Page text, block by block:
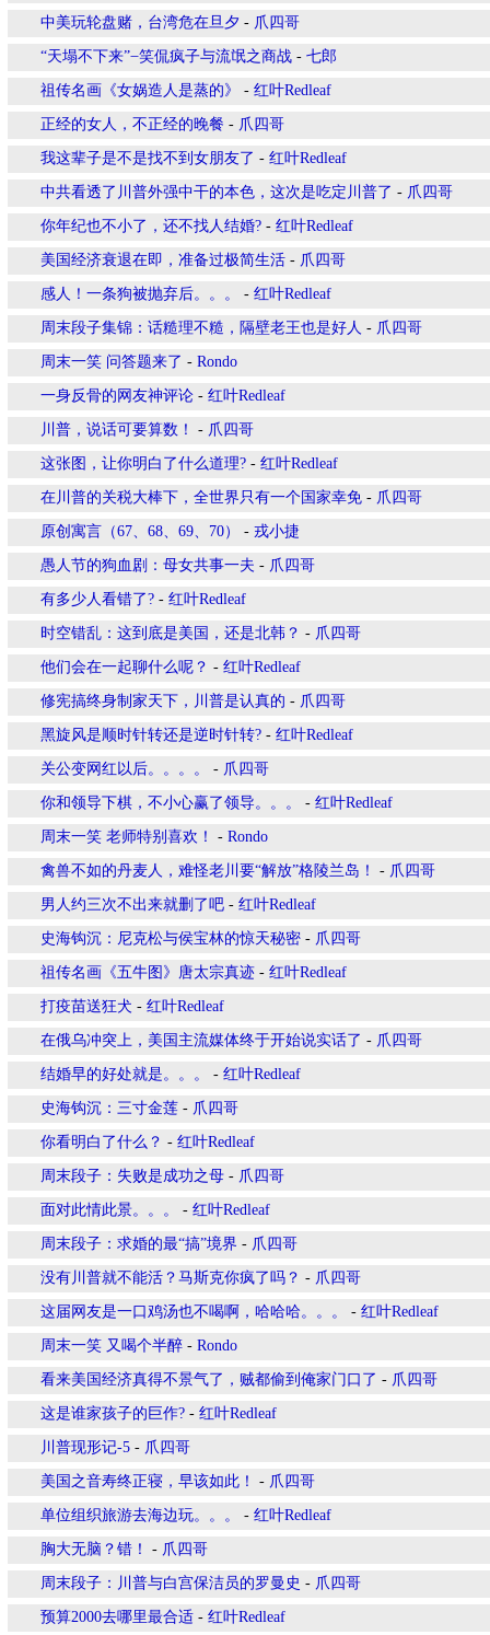
中美玩轮盘赌，台湾危在旦夕 - 爪四哥
“天塌不下来” ̶ 笑侃疯子与流氓之商战 - 七郎
祖传名画《女娲造人是蒸的》 - 红叶Redleaf
正经的女人，不正经的晚餐 - 爪四哥
我这辈子是不是找不到女朋友了 - 红叶Redleaf
中共看透了川普外强中干的本色，这次是吃定川普了 - 爪四哥
你年纪也不小了，还不找人结婚? - 红叶Redleaf
美国经济衰退在即，准备过极简生活 - 爪四哥
感人！一条狗被抛弃后。。。 - 红叶Redleaf
周末段子集锦：话糙理不糙，隔壁老王也是好人 - 爪四哥
周末一笑 问答题来了 - Rondo
一身反骨的网友神评论 - 红叶Redleaf
川普，说话可要算数！ - 爪四哥
这张图，让你明白了什么道理? - 红叶Redleaf
在川普的关税大棒下，全世界只有一个国家幸免 - 爪四哥
原创寓言（67、68、69、70） - 戎小捷
愚人节的狗血剧：母女共事一夫 - 爪四哥
有多少人看错了? - 红叶Redleaf
时空错乱：这到底是美国，还是北韩？ - 爪四哥
他们会在一起聊什么呢？ - 红叶Redleaf
修宪搞终身制家天下，川普是认真的 - 爪四哥
黑旋风是顺时针转还是逆时针转? - 红叶Redleaf
关公变网红以后。。。。 - 爪四哥
你和领导下棋，不小心赢了领导。。。 - 红叶Redleaf
周末一笑 老师特别喜欢！ - Rondo
禽兽不如的丹麦人，难怪老川要“解放”格陵兰岛！ - 爪四哥
男人约三次不出来就删了吧 - 红叶Redleaf
史海钩沉：尼克松与侯宝林的惊天秘密 - 爪四哥
祖传名画《五牛图》唐太宗真迹 - 红叶Redleaf
打疫苗送狂犬 - 红叶Redleaf
在俄乌冲突上，美国主流媒体终于开始说实话了 - 爪四哥
结婚早的好处就是。。。 - 红叶Redleaf
史海钩沉：三寸金莲 - 爪四哥
你看明白了什么？ - 红叶Redleaf
周末段子：失败是成功之母 - 爪四哥
面对此情此景。。。 - 红叶Redleaf
周末段子：求婚的最“搞”境界 - 爪四哥
没有川普就不能活？马斯克你疯了吗？ - 爪四哥
这届网友是一口鸡汤也不喝啊，哈哈哈。。。 - 红叶Redleaf
周末一笑 又喝个半醉 - Rondo
看来美国经济真得不景气了，贼都偷到俺家门口了 - 爪四哥
这是谁家孩子的巨作? - 红叶Redleaf
川普现形记-5 - 爪四哥
美国之音寿终正寝，早该如此！ - 爪四哥
单位组织旅游去海边玩。。。 - 红叶Redleaf
胸大无脑？错！ - 爪四哥
周末段子：川普与白宫保洁员的罗曼史 - 爪四哥
预算2000去哪里最合适 - 红叶Redleaf